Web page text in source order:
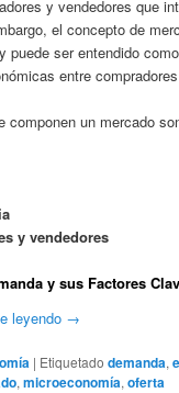
y vendedores que
el concepto de
puede ser entendido
entre
componen un mercado
y vendedores
y sus Factores
leyendo →
| Etiquetado demanda,
,microeconomía,oferta